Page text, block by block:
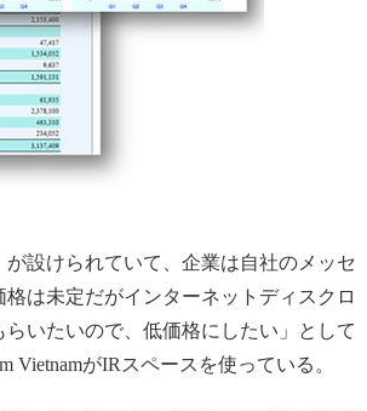
設けられていて、企業は自社のメッセ
は未定だがインターネットディスクロ
いたいので、低価格にしたい」として
VietnamがIRスペースを使っている。